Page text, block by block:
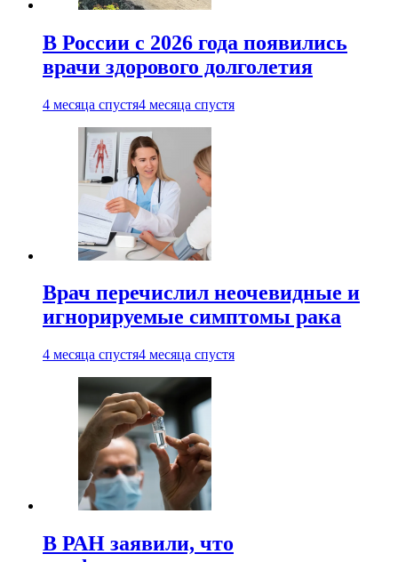
В России с 2026 года появились
врачи здорового долголетия
4 месяца спустя4 месяца спустя
Врач перечислил неочевидные и
игнорируемые симптомы рака
4 месяца спустя4 месяца спустя
В РАН заявили, что